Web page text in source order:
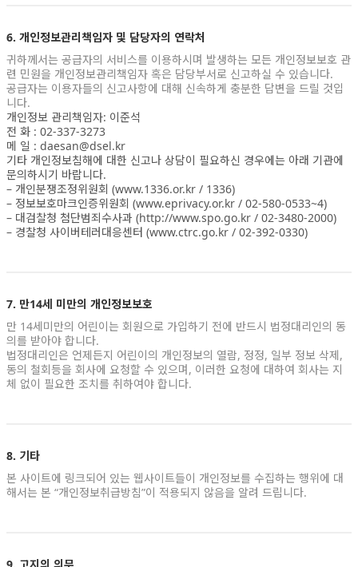
6. 개인정보관리책임자 및 담당자의 연락처
귀하께서는 공급자의 서비스를 이용하시며 발생하는 모든 개인정보보호 관
련 민원을 개인정보관리책임자 혹은 담당부서로 신고하실 수 있습니다.
공급자는 이용자들의 신고사항에 대해 신속하게 충분한 답변을 드릴 것입
니다.
개인정보 관리책임자: 이준석
전 화 : 02-337-3273
메 일 : daesan@dsel.kr
기타 개인정보침해에 대한 신고나 상담이 필요하신 경우에는 아래 기관에
문의하시기 바랍니다.
– 개인분쟁조정위원회 (www.1336.or.kr / 1336)
– 정보보호마크인증위원회 (www.eprivacy.or.kr / 02-580-0533~4)
– 대검찰청 첨단범죄수사과 (http://www.spo.go.kr / 02-3480-2000)
– 경찰청 사이버테러대응센터 (www.ctrc.go.kr / 02-392-0330)
7. 만14세 미만의 개인정보보호
만 14세미만의 어린이는 회원으로 가입하기 전에 반드시 법정대리인의 동
의를 받아야 합니다.
법정대리인은 언제든지 어린이의 개인정보의 열람, 정정, 일부 정보 삭제,
동의 철회등을 회사에 요청할 수 있으며, 이러한 요청에 대하여 회사는 지
체 없이 필요한 조치를 취하여야 합니다.
8. 기타
본 사이트에 링크되어 있는 웹사이트들이 개인정보를 수집하는 행위에 대
해서는 본 “개인정보취급방침”이 적용되지 않음을 알려 드립니다.